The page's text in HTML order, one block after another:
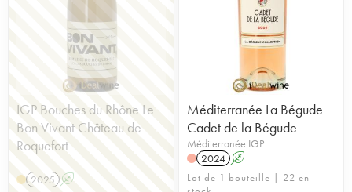
IGP Bouches du Rhône Le
Bon Vivant Château de
Roquefort
2025 A
Méditerranée La Bégude
Cadet de la Bégude
Méditerranée IGP
2024 A
Lot de 1 bouteille | 22 en